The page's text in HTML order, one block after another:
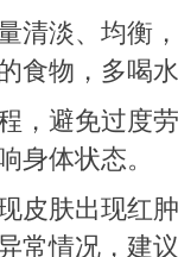
淡、均衡，
食物，多喝
避免过度劳
身体状态。
肤出现红肿
常情况，建